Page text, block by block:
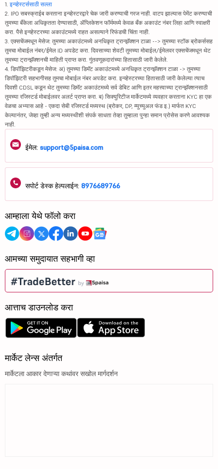
1. इन्व्हेस्टर्ससाठी सल्ला
2. IPO सबस्क्राईब करताना इन्व्हेस्टरद्वारे चेक जारी करण्याची गरज नाही. वाटप झाल्यास पेमेंट करण्याची
तुमच्या बँकेला अधिकृतता देण्यासाठी, ॲप्लिकेशन फॉर्ममध्ये केवळ बँक अकाउंट नंबर लिहा आणि स्वाक्षरी
करा. पैसे इन्व्हेस्टरच्या अकाउंटमध्ये राहत असल्याने रिफंडची चिंता नाही.
3. एक्सचेंजमधून मेसेज: तुमच्या अकाउंटमध्ये अनधिकृत ट्रान्झॅक्शन टाळा --> तुमच्या स्टॉक ब्रोकर्ससह
तुमचा मोबाईल नंबर/ईमेल ID अपडेट करा. दिवसाच्या शेवटी तुमच्या मोबाईल/ईमेलवर एक्सचेंजमधून थेट
तुमच्या ट्रान्झॅक्शनची माहिती प्राप्त करा. गुंतवणूकदारांच्या हितासाठी जारी केलेले.
4. डिपॉझिटरीकडून मेसेज: अ) तुमच्या डिमॅट अकाउंटमध्ये अनधिकृत ट्रान्झॅक्शन टाळा -> तुमच्या
डिपॉझिटरी सहभागीसह तुमचा मोबाईल नंबर अपडेट करा. इन्व्हेस्टरच्या हितासाठी जारी केलेल्या त्याच
दिवशी CDSL कडून थेट तुमच्या डिमॅट अकाउंटमध्ये सर्व डेबिट आणि इतर महत्त्वाच्या ट्रान्झॅक्शनसाठी
तुमच्या रजिस्टर्ड मोबाईलवर अलर्ट प्राप्त करा. ब) सिक्युरिटीज मार्केटमध्ये व्यवहार करताना KYC हा एक
वेळचा अभ्यास आहे - एकदा सेबी रजिस्टर्ड मध्यस्थ (ब्रोकर, DP, म्युच्युअल फंड इ.) मार्फत KYC
केल्यानंतर, जेव्हा तुम्ही अन्य मध्यस्थीशी संपर्क साधता तेव्हा तुम्हाला पुन्हा समान प्रोसेस करणे आवश्यक
नाही.
ईमेल: support@5paisa.com
सपोर्ट डेस्क हेल्पलाईन: 8976689766
आम्हाला येथे फॉलो करा
आमच्या समुदायात सहभागी व्हा
आत्ताच डाउनलोड करा
मार्केट लेन्स अंतर्गत
मार्केटला आकार देणाऱ्या कथांवर सखोल मार्गदर्शन